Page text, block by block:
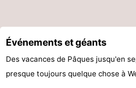
Événements et géants
Des vacances de Pâques jusqu'en
presque toujours quelque chose à